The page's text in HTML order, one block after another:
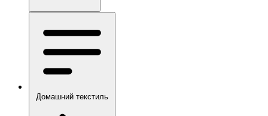
Домашний текстиль